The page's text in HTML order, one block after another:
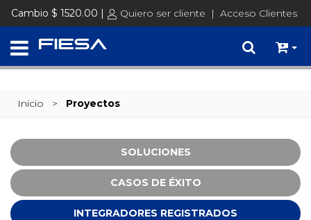
Cambio $ 1520.00 | Quiero ser cliente | Acceso Clientes
Inicio > Proyectos
SOLUCIONES
CASOS DE ÉXITO
INTEGRADORES REGISTRADOS